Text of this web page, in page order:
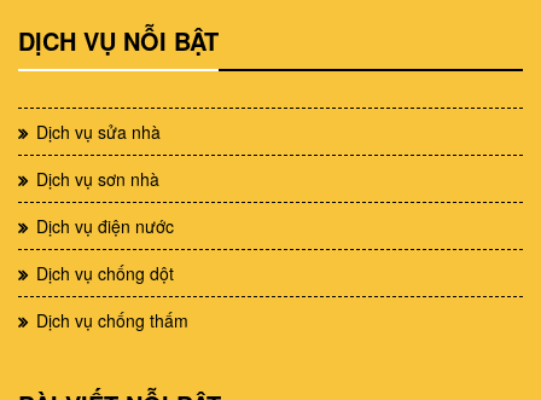
DỊCH VỤ NỖI BẬT
Dịch vụ sửa nhà
Dịch vụ sơn nhà
Dịch vụ điện nước
Dịch vụ chống dột
Dịch vụ chống thấm